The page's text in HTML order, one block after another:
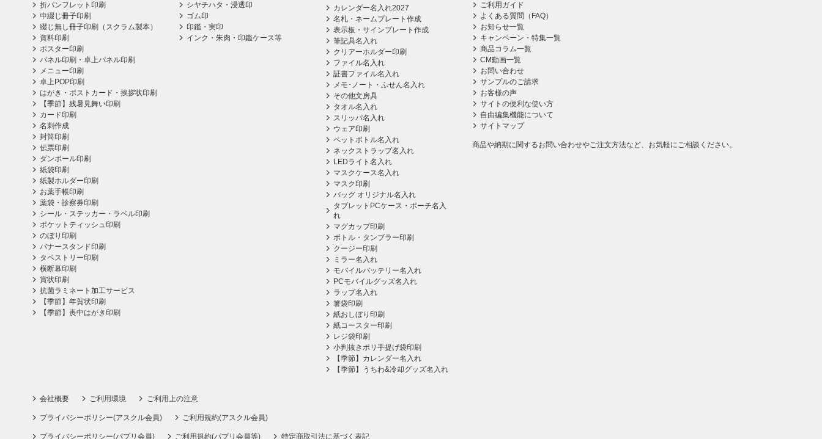
折パンフレット印刷
中綴じ冊子印刷
綴じ無し冊子印刷（スクラム製本）
資料印刷
ポスター印刷
パネル印刷・卓上パネル印刷
メニュー印刷
卓上POP印刷
はがき・ポストカード・挨拶状印刷
【季節】残暑見舞い印刷
カード印刷
名刺作成
封筒印刷
伝票印刷
ダンボール印刷
紙袋印刷
紙製ホルダー印刷
お薬手帳印刷
薬袋・診察券印刷
シール・ステッカー・ラベル印刷
ポケットティッシュ印刷
のぼり印刷
バナースタンド印刷
タペストリー印刷
横断幕印刷
賞状印刷
抗菌ラミネート加工サービス
【季節】年賀状印刷
【季節】喪中はがき印刷
シヤチハタ・浸透印
ゴム印
印鑑・実印
インク・朱肉・印鑑ケース等
カレンダー名入れ2027
名札・ネームプレート作成
表示板・サインプレート作成
筆記具名入れ
クリアーホルダー印刷
ファイル名入れ
証書ファイル名入れ
メモ･ノート・ふせん名入れ
その他文房具
タオル名入れ
スリッパ名入れ
ウェア印刷
ペットボトル名入れ
ネックストラップ名入れ
LEDライト名入れ
マスクケース名入れ
マスク印刷
バッグ オリジナル名入れ
タブレットPCケース・ポーチ名入
れ
マグカップ印刷
ボトル・タンブラー印刷
クージー印刷
ミラー名入れ
モバイルバッテリー名入れ
PCモバイルグッズ名入れ
ラップ名入れ
箸袋印刷
紙おしぼり印刷
紙コースター印刷
レジ袋印刷
小判抜きポリ手提げ袋印刷
【季節】カレンダー名入れ
【季節】うちわ&冷却グッズ名入れ
ご利用ガイド
よくある質問（FAQ）
お知らせ一覧
キャンペーン・特集一覧
商品コラム一覧
CM動画一覧
お問い合わせ
サンプルのご請求
お客様の声
サイトの便利な使い方
自由編集機能について
サイトマップ
商品や納期に関するお問い合わせやご注文方法など、お気軽にご相談ください。
会社概要 ご利用環境 ご利用上の注意
プライバシーポリシー(アスクル会員) ご利用規約(アスクル会員)
プライバシーポリシー(パプリ会員) ご利用規約(パプリ会員等) 特定商取引法に基づく表記